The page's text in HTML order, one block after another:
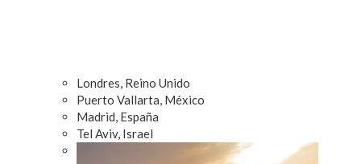
Londres, Reino Unido
Puerto Vallarta, México
Madrid, España
Tel Aviv, Israel